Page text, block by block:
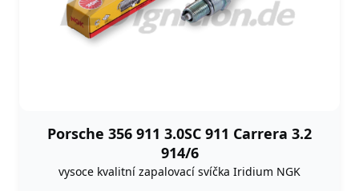
Porsche 356 911 3.0SC 911 Carrera 3.2
914/6
vysoce kvalitní zapalovací svíčka Iridium NGK